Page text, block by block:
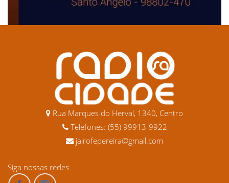
Rua Marques do Herval, 1340, Centro
Telefones: (55) 99913-9922
jairofepereira@gmail.com
Siga nossas redes